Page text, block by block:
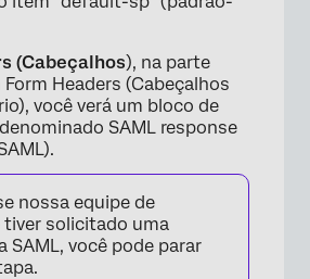
(Cabeçalhos), na parte
Headers (Cabeçalhos
você verá um bloco de
SAML response
nossa equipe de
solicitado uma
SAML, você pode parar